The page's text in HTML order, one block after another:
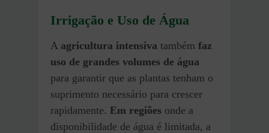
Irrigação e Uso de Água
A agricultura intensiva também faz
uso de grandes volumes de água
para garantir que as plantas tenham o
suprimento necessário para crescer
rapidamente. Em regiões onde a
disponibilidade de água é limitada, a